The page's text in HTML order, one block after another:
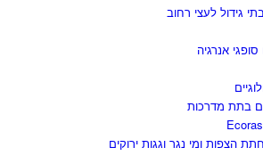
בתת מדרכות
הצפות ומי נגר וגגות ירוקים